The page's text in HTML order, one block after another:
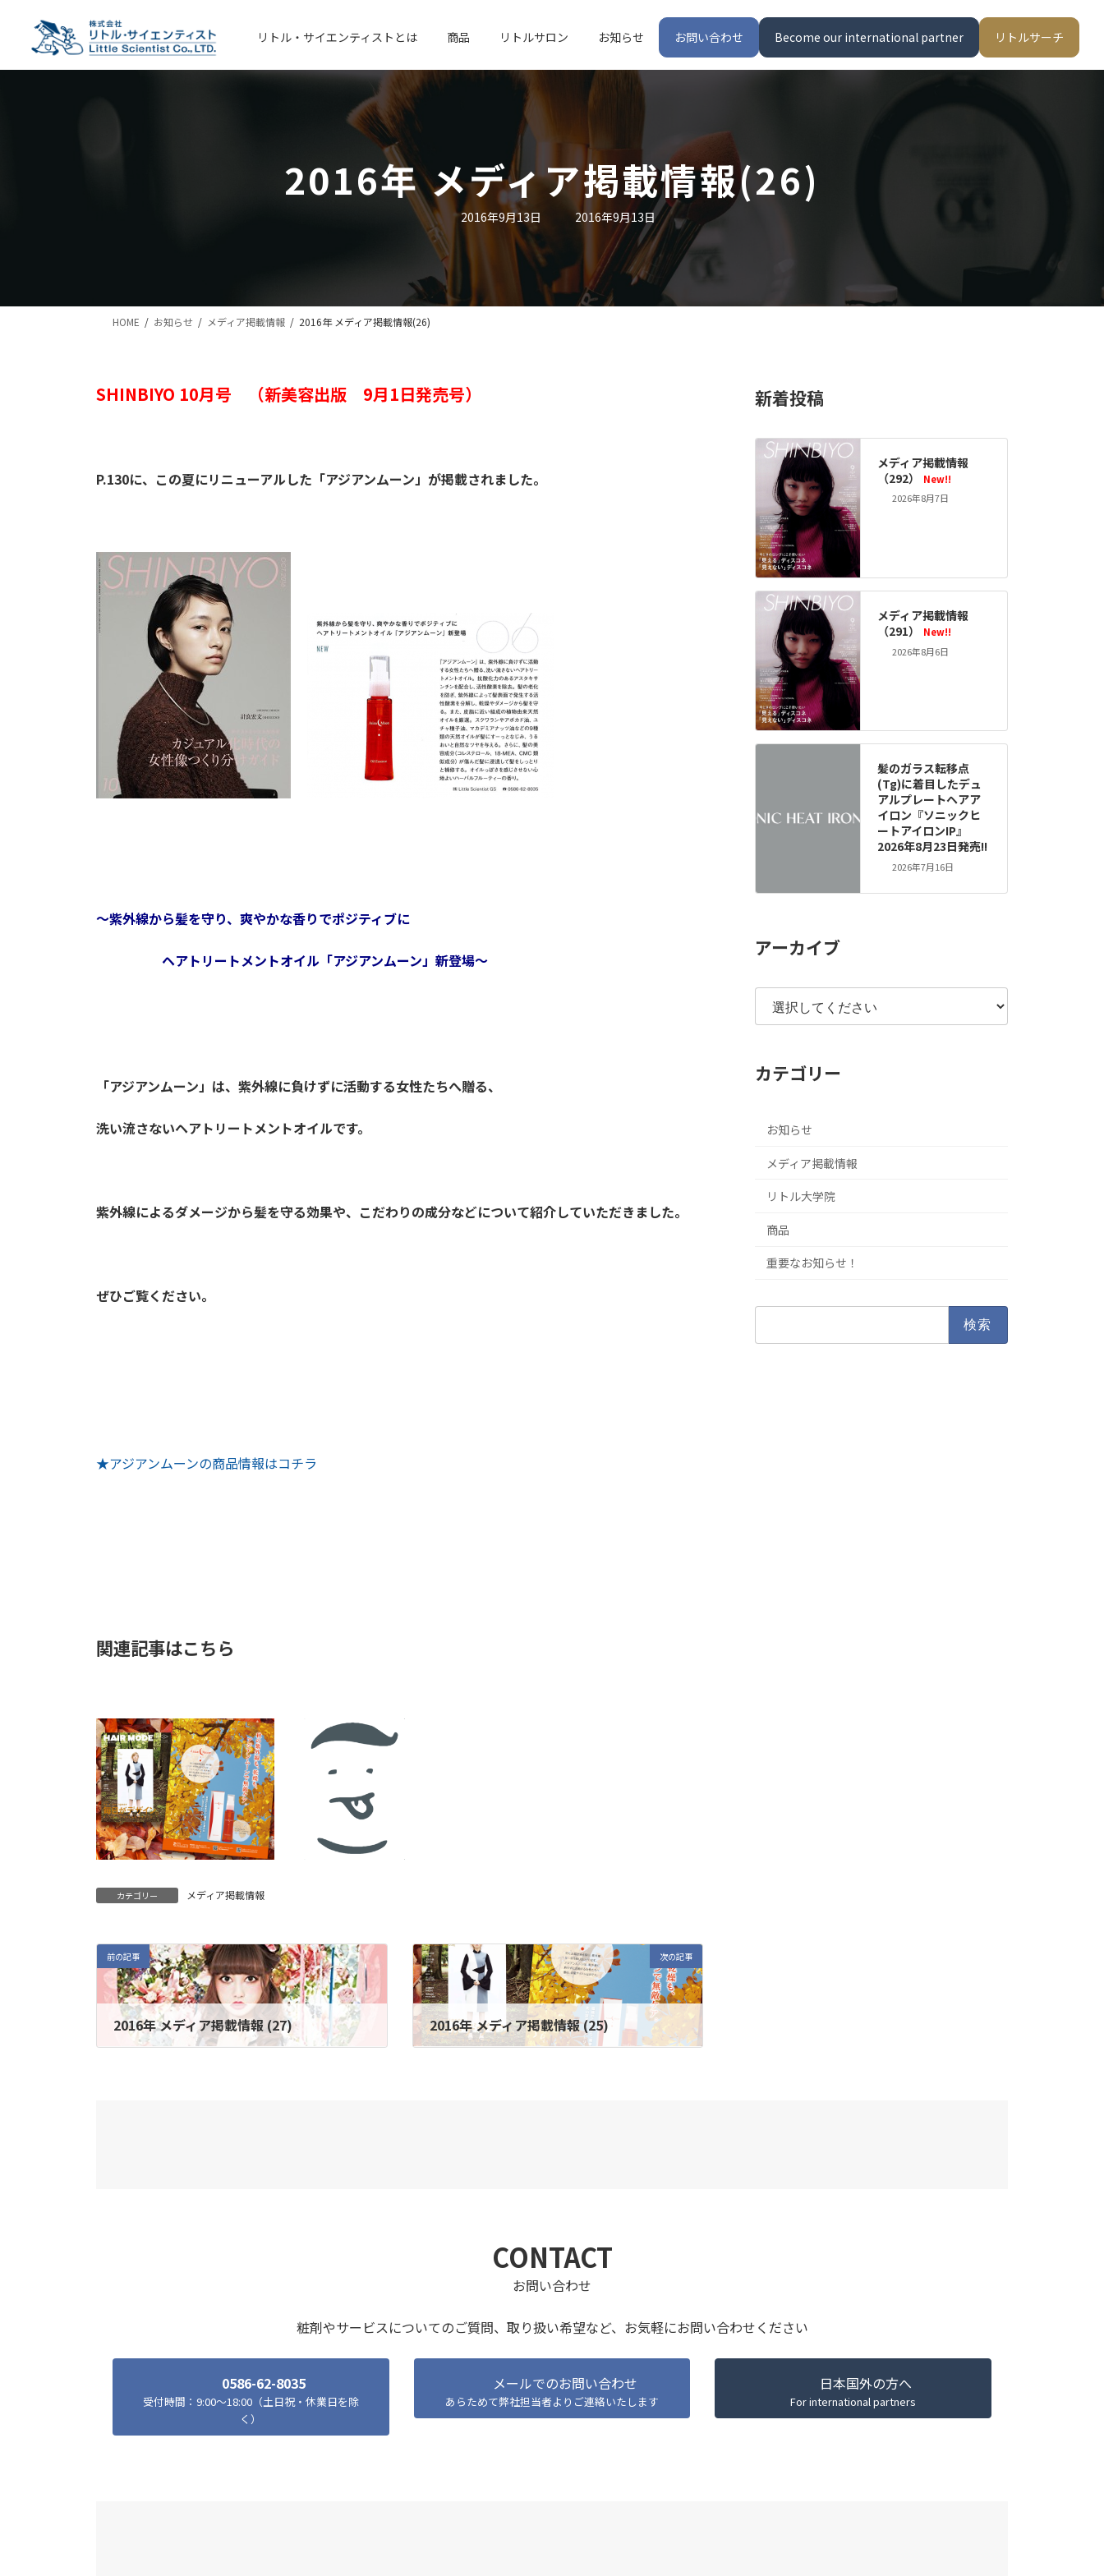
ン
ー
リトル・サイエンティストとは 商品 リトルサロン お知らせ お問い合わせ Become our international partner リトルサーチ
2016年 メディア掲載情報(26)
2016年9月13日 最
終
日
2016年9月13日
HOME お知らせ メディア掲載情報 2016年 メディア掲載情報(26)
SHINBIYO 10月号 （新美容出版 9月1日発売号）
P.130に、この夏にリニューアルした「アジアンムーン」が掲載されました。
～紫外線から髪を守り、爽やかな香りでポジティブに
ヘアトリートメントオイル「アジアンムーン」新登場～
「アジアンムーン」は、紫外線に負けずに活動する女性たちへ贈る、
洗い流さないヘアトリートメントオイルです。
紫外線によるダメージから髪を守る効果や、こだわりの成分などについて紹介していただきました。
ぜひご覧ください。
★アジアンムーンの商品情報はコチラ
関連記事はこちら
カテゴリー メディア掲載情報
前の記事
2016年 メディア掲載情報 (27)
次の記事
2016年 メディア掲載情報 (25)
新着投稿
メディア掲載情報
（292）
New!!
2026年8月7日
メディア掲載情報
（291）
New!!
2026年8月6日
髪のガラス転移点
(Tg)に着目したデュ
アルプレートヘアア
イロン『ソニックヒ
ートアイロンIP』
2026年8月23日発売!!
2026年7月16日
アーカイブ
カテゴリー
お知らせ
メディア掲載情報
リトル大学院
商品
重要なお知らせ！
CONTACT
お問い合わせ
粧剤やサービスについてのご質問、取り扱い希望など、 お気軽にお問い合わせください
0586-62-8035
受付時間：9:00～18:00（土日祝・休業日を除
く）
メールでのお問い合わせ
あらためて弊社担当者よりご連絡いたします
日本国外の方へ
For international partners